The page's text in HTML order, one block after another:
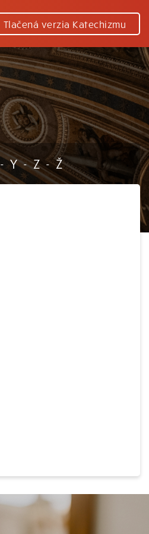
Tlačená verzia Katechizmu
- Y - Z - Ž